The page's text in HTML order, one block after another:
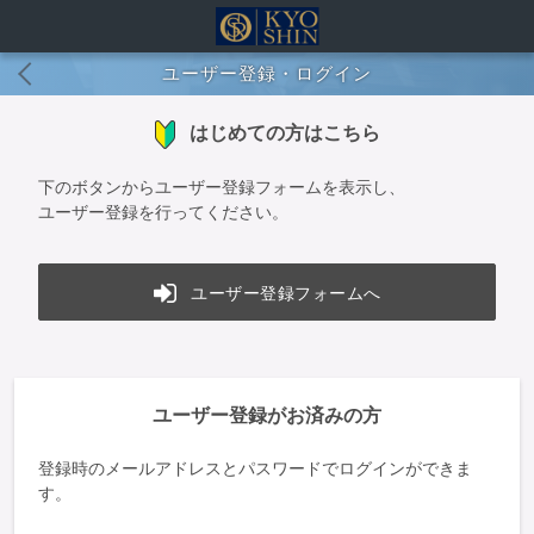
ユーザー登録・ログイン
はじめての方はこちら
下のボタンからユーザー登録フォームを表示し、
ユーザー登録を行ってください。
ユーザー登録フォームへ
ユーザー登録がお済みの方
登録時のメールアドレスとパスワードでログインができま
す。